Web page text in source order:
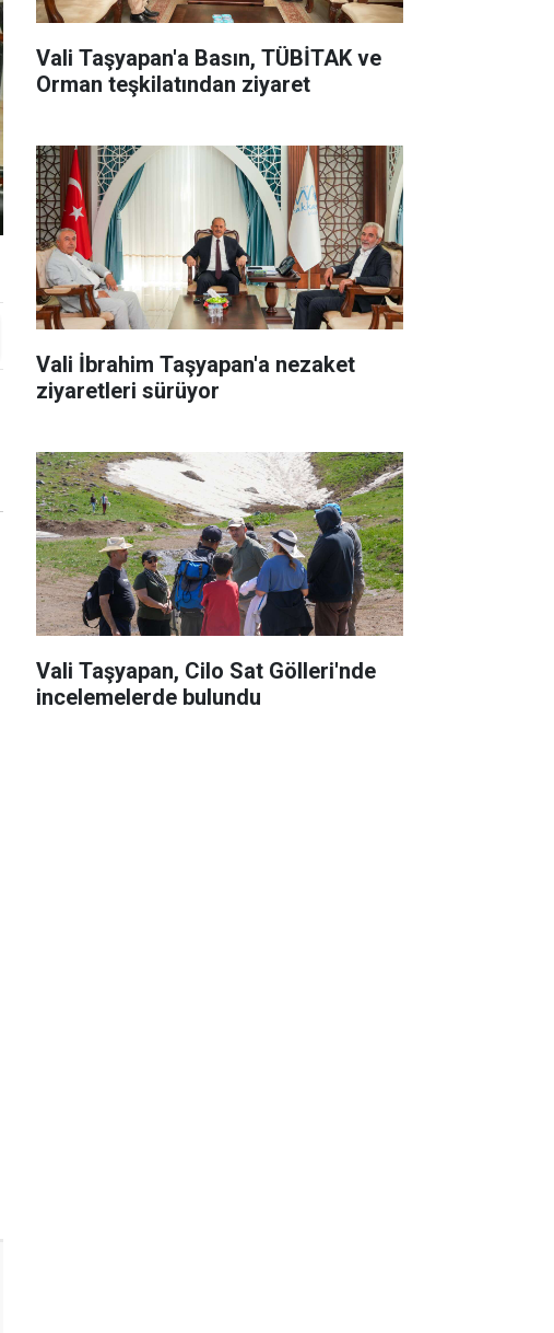
Vali Taşyapan'a Basın, TÜBİTAK ve
Orman teşkilatından ziyaret
Vali İbrahim Taşyapan'a nezaket
ziyaretleri sürüyor
Vali Taşyapan, Cilo Sat Gölleri'nde
incelemelerde bulundu